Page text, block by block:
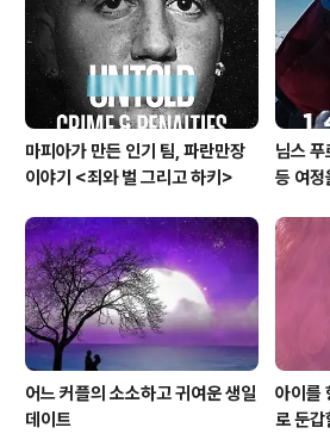
마피아가 만든 인기 팀, 파란만장
이야기 <죄와 벌 그리고 하키>
님스
등 여
어느 커플의 소소하고 귀여운 생일
데이트
아이를
로 둔갑